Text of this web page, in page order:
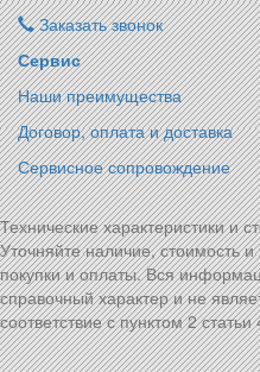
Заказать звонок
Сервис
Наши преимущества
Договор, оплата и доставка
Сервисное сопровождение
Технические характеристики и
Уточняйте наличие, стоимость
покупки и оплаты. Вся
справочный характер и не
соответствие с пунктом 2